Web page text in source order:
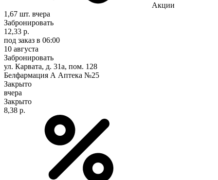
Акции
1,67 шт. вчера
Забронировать
12,33 р.
под заказ в 06:00
10 августа
Забронировать
ул. Карвата, д. 31а, пом. 128
Белфармация А Аптека №25
Закрыто
вчера
Закрыто
8,38 р.